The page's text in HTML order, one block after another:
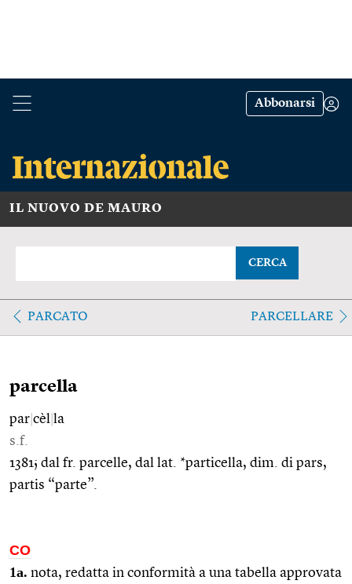
Abbonarsi
IL NUOVO DE MAURO
CERCA
PARCATO PARCELLARE
parcella
par cèl la
s.f.
1381; dal fr. parcelle, dal lat. *particella, dim. di pars,
partis “parte”.
CO
1a. nota, redatta in conformità a una tabella approvata